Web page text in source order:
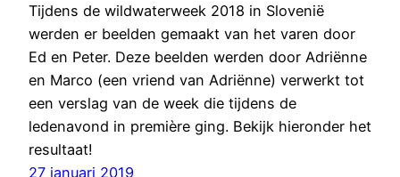
Tijdens de wildwaterweek 2018 in Slovenië
werden er beelden gemaakt van het varen door
Ed en Peter. Deze beelden werden door Adriënne
en Marco (een vriend van Adriënne) verwerkt tot
een verslag van de week die tijdens de
ledenavond in première ging. Bekijk hieronder het
resultaat!
27 januari 2019